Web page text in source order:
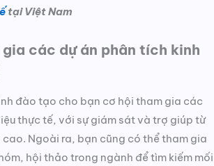
tại Việt Nam
các dự án phân tích kinh
đào tạo cho bạn cơ hội tham gia các
thực tế, với sự giám sát và trợ giúp từ
Ngoài ra, bạn cũng có thể tham gia
hội thảo trong ngành để tìm kiếm mối